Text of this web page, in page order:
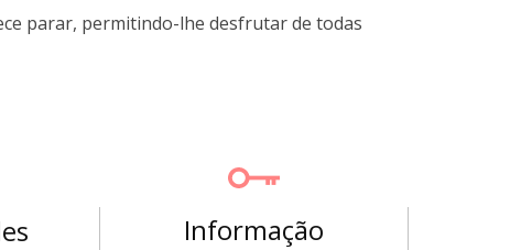
parar, permitindo-lhe desfrutar de todas
Informação